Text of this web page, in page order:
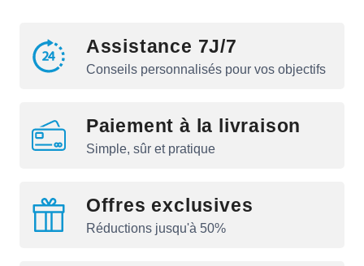
Assistance 7J/7
Conseils personnalisés pour vos objectifs
Paiement à la livraison
Simple, sûr et pratique
Offres exclusives
Réductions jusqu'à 50%